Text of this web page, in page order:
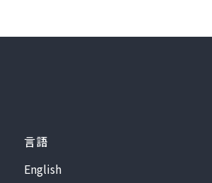
言語
English